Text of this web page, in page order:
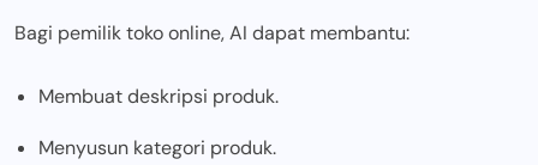
Bagi pemilik toko online, AI dapat membantu:
Membuat deskripsi produk.
Menyusun kategori produk.